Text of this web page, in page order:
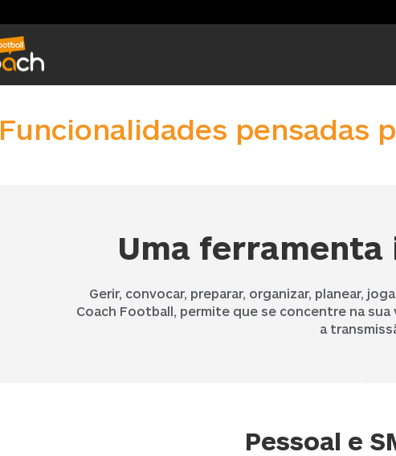
Funcionalidades pensadas
Uma
Gerir, convocar, preparar, organizar, planear,
Coach Football, permite que se concentre na
a
Pessoal e